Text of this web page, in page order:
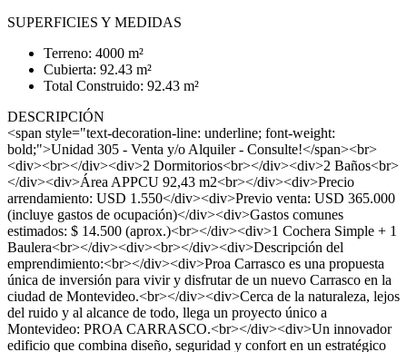
SUPERFICIES Y MEDIDAS
Terreno: 4000 m²
Cubierta: 92.43 m²
Total Construido: 92.43 m²
DESCRIPCIÓN
<span style="text-decoration-line: underline; font-weight:
bold;">Unidad 305 - Venta y/o Alquiler - Consulte!</span><br>
<div><br></div><div>2 Dormitorios<br></div><div>2 Baños<br>
</div><div>Área APPCU 92,43 m2<br></div><div>Precio
arrendamiento: USD 1.550</div><div>Previo venta: USD 365.000
(incluye gastos de ocupación)</div><div>Gastos comunes
estimados: $ 14.500 (aprox.)<br></div><div>1 Cochera Simple + 1
Baulera<br></div><div><br></div><div>Descripción del
emprendimiento:<br></div><div>Proa Carrasco es una propuesta
única de inversión para vivir y disfrutar de un nuevo Carrasco en la
ciudad de Montevideo.<br></div><div>Cerca de la naturaleza, lejos
del ruido y al alcance de todo, llega un proyecto único a
Montevideo: PROA CARRASCO.<br></div><div>Un innovador
edificio que combina diseño, seguridad y confort en un estratégico